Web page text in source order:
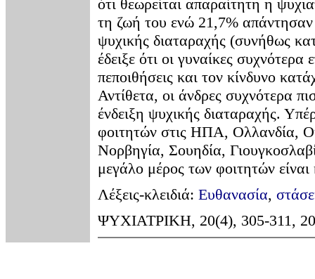
ότι θεωρείται απαραίτητη η
τη ζωή του ενώ 21,7% απάντησαν
ψυχικής διαταραχής (συνήθως
έδειξε ότι οι γυναίκες
πεποιθήσεις και τον κίνδυνο
Αντίθετα, οι άνδρες συχνότερα
ένδειξη ψυχικής διαταραχής.
φοιτητών στις ΗΠΑ, Ολλανδία,
Νορβηγία, Σουηδία,
μεγάλο μέρος των φοιτητών
Λέξεις-κλειδιά: Ευθανασία,
ΨΥΧΙΑΤΡΙΚΗ, 20(4), 305-311,